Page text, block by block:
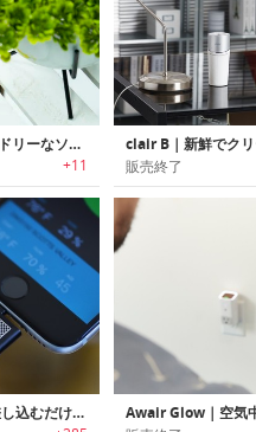
Filtron｜環境フレンドリーなソーラー空気清浄機「フィルトロン」
+11 販売終了
Sprimo｜スマホに差し込むだけで空気品質を確認可能なキーチェーンサイズのパーソナルエアーモニター「スプリモ」